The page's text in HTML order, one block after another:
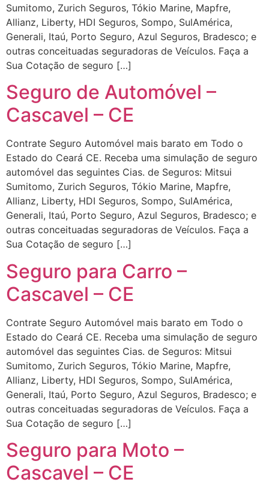
Sumitomo, Zurich Seguros, Tókio Marine, Mapfre,
Allianz, Liberty, HDI Seguros, Sompo, SulAmérica,
Generali, Itaú, Porto Seguro, Azul Seguros, Bradesco; e
outras conceituadas seguradoras de Veículos. Faça a
Sua Cotação de seguro […]
Seguro de Automóvel –
Cascavel – CE
Contrate Seguro Automóvel mais barato em Todo o
Estado do Ceará CE. Receba uma simulação de seguro
automóvel das seguintes Cias. de Seguros: Mitsui
Sumitomo, Zurich Seguros, Tókio Marine, Mapfre,
Allianz, Liberty, HDI Seguros, Sompo, SulAmérica,
Generali, Itaú, Porto Seguro, Azul Seguros, Bradesco; e
outras conceituadas seguradoras de Veículos. Faça a
Sua Cotação de seguro […]
Seguro para Carro –
Cascavel – CE
Contrate Seguro Automóvel mais barato em Todo o
Estado do Ceará CE. Receba uma simulação de seguro
automóvel das seguintes Cias. de Seguros: Mitsui
Sumitomo, Zurich Seguros, Tókio Marine, Mapfre,
Allianz, Liberty, HDI Seguros, Sompo, SulAmérica,
Generali, Itaú, Porto Seguro, Azul Seguros, Bradesco; e
outras conceituadas seguradoras de Veículos. Faça a
Sua Cotação de seguro […]
Seguro para Moto –
Cascavel – CE